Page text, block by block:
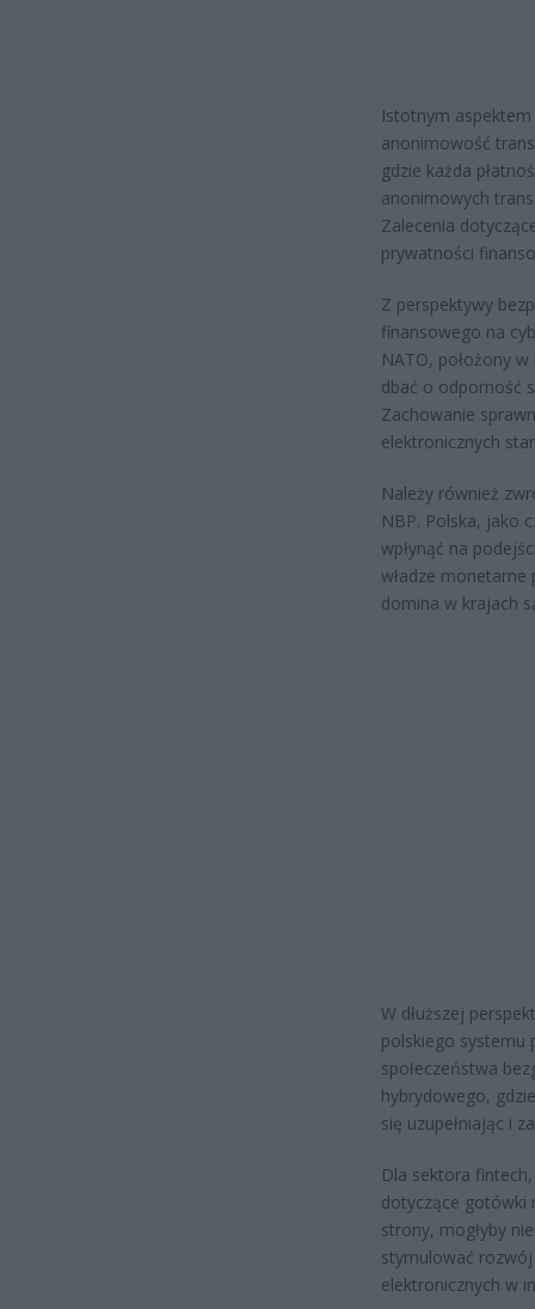
Istotnym
anonimowość
gdzie każda
anonimowych
Zalecenia
prywatności
Z perspektywy
finansowego na
NATO, położony
dbać o odporność
Zachowanie
elektronicznych
Należy również
NBP. Polska, jako
wpłynąć na
władze monetarne
domina w krajach
W dłuższej
polskiego systemu
społeczeństwa
hybrydowego,
się uzupełniając i
Dla sektora
dotyczące gotówki
strony, mogłyby
stymulować rozwój
elektronicznych w